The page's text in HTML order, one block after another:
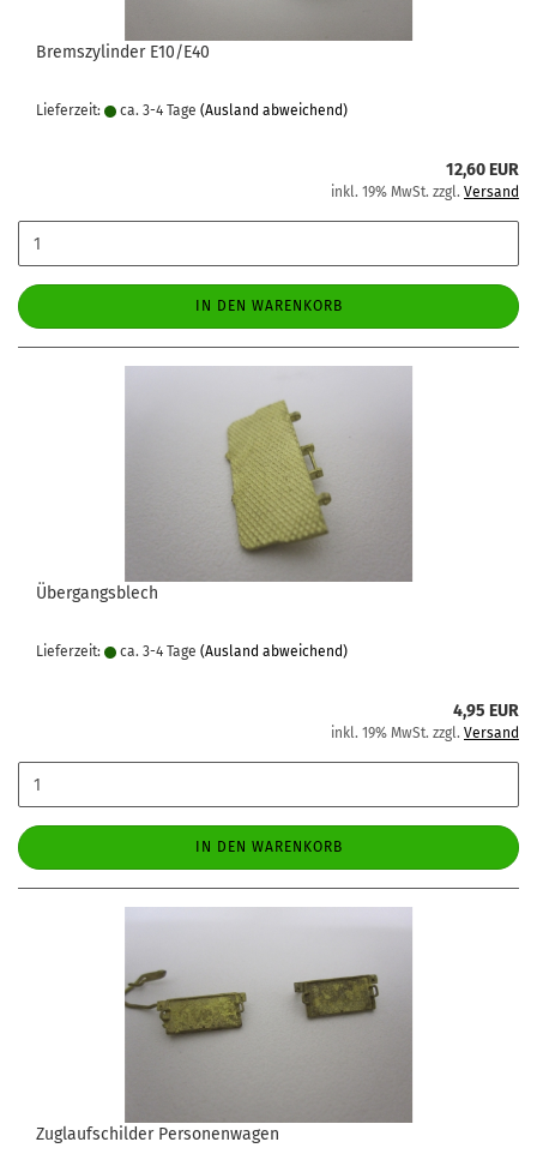
Bremszylinder E10/E40
Lieferzeit: ca. 3-4 Tage (Ausland abweichend)
12,60 EUR
inkl. 19% MwSt. zzgl. Versand
IN DEN WARENKORB
Übergangsblech
Lieferzeit: ca. 3-4 Tage (Ausland abweichend)
4,95 EUR
inkl. 19% MwSt. zzgl. Versand
IN DEN WARENKORB
Zuglaufschilder Personenwagen